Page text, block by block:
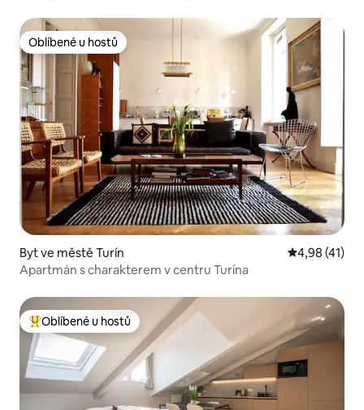
Oblíbené u hostů
Oblíbené u hostů
Byt ve městě Turín Průměrné
4,98 (41)
Apartmán s charakterem v centru Turína
Nejlepší v kategorii Oblíbené u hostů
Oblíbené u hostů